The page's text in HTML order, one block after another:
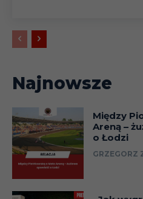
Najnowsze
Między
Areną –
o Łodzi
GRZEGORZ